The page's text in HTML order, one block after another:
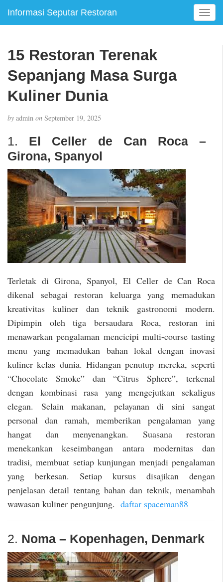
Informasi Seputar Restoran
T
o
t
15 Restoran Terenak
Sepanjang Masa Surga
Kuliner Dunia
by admin on September 19, 2025
1. El Celler de Can Roca –
Girona, Spanyol
Terletak di Girona, Spanyol, El Celler de Can Roca
dikenal sebagai restoran keluarga yang memadukan
kreativitas kuliner dan teknik gastronomi modern.
Dipimpin oleh tiga bersaudara Roca, restoran ini
menawarkan pengalaman mencicipi multi-course tasting
menu yang memadukan bahan lokal dengan inovasi
kuliner kelas dunia. Hidangan penutup mereka, seperti
“Chocolate Smoke” dan “Citrus Sphere”, terkenal
dengan kombinasi rasa yang mengejutkan sekaligus
elegan. Selain makanan, pelayanan di sini sangat
personal dan ramah, memberikan pengalaman yang
hangat dan menyenangkan. Suasana restoran
menekankan keseimbangan antara modernitas dan
tradisi, membuat setiap kunjungan menjadi pengalaman
yang berkesan. Setiap kursus disajikan dengan
penjelasan detail tentang bahan dan teknik, menambah
wawasan kuliner pengunjung. daftar spaceman88
2. Noma – Kopenhagen, Denmark